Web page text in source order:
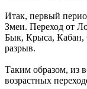
Итак, первый
Змеи. Переход от
Бык, Крыса, Кабан,
разрыв.
Таким образом, из
возрастных